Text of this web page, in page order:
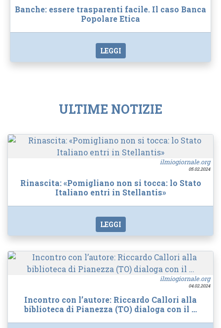
Banche: essere trasparenti facile. Il caso Banca
Popolare Etica
LEGGI
ULTIME NOTIZIE
ilmiogiornale.org
05.02.2024
Rinascita: «Pomigliano non si tocca: lo Stato
Italiano entri in Stellantis»
LEGGI
ilmiogiornale.org
04.02.2024
Incontro con l’autore: Riccardo Callori alla
biblioteca di Pianezza (TO) dialoga con il …